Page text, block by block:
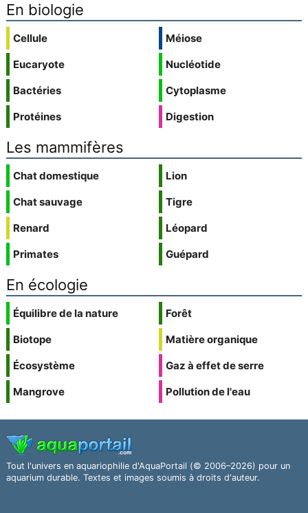
En biologie
Cellule
Eucaryote
Bactéries
Protéines
Méiose
Nucléotide
Cytoplasme
Digestion
Les mammifères
Chat domestique
Chat sauvage
Renard
Primates
Lion
Tigre
Léopard
Guépard
En écologie
Équilibre de la nature
Biotope
Écosystème
Mangrove
Forêt
Matière organique
Gaz à effet de serre
Pollution de l'eau
Tout l'univers en aquariophilie d'AquaPortail (© 2006–2026) pour un
aquarium durable. Textes et images soumis à droits d'auteur.